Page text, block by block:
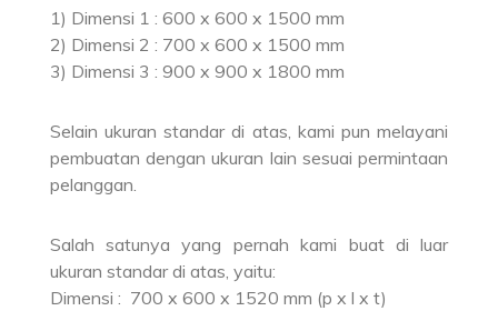
1) Dimensi 1 : 600 x 600 x 1500 mm
2) Dimensi 2 : 700 x 600 x 1500 mm
3) Dimensi 3 : 900 x 900 x 1800 mm
Selain ukuran standar di atas, kami pun melayani
pembuatan dengan ukuran lain sesuai permintaan
pelanggan.
Salah satunya yang pernah kami buat di luar
ukuran standar di atas, yaitu:
Dimensi : 700 x 600 x 1520 mm (p x l x t)